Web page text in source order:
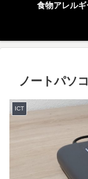
食物アレルギ
ノートパソ
ICT